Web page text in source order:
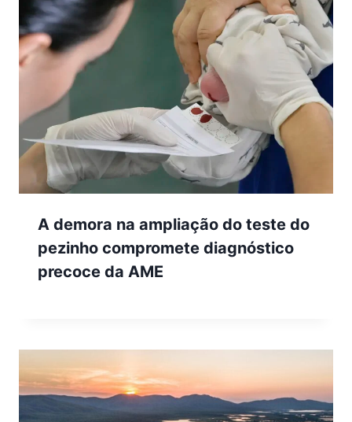
A demora na ampliação do teste do
pezinho compromete diagnóstico
precoce da AME